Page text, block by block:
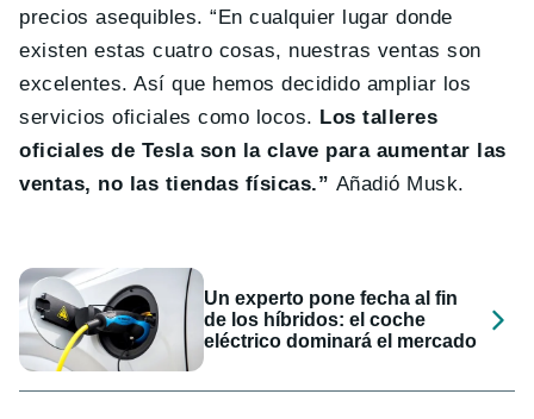
precios asequibles. “En cualquier lugar donde
existen estas cuatro cosas, nuestras ventas son
excelentes. Así que hemos decidido ampliar los
servicios oficiales como locos. Los talleres
oficiales de Tesla son la clave para aumentar las
ventas, no las tiendas físicas.” Añadió Musk.
Un experto pone fecha al fin
de los híbridos: el coche
eléctrico dominará el mercado